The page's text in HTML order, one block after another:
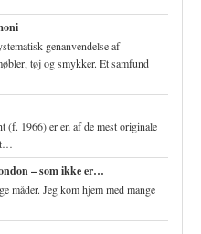
genanvendelse af
tøj og smykker. Et samfund
(f. 1966) er en af de mest originale
– som ikke er…
måder. Jeg kom hjem med mange